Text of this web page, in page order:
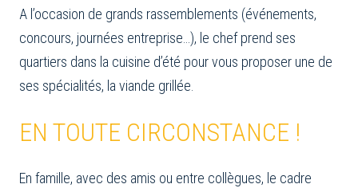
A l’occasion de grands rassemblements (événements,
concours, journées entreprise…), le chef prend ses
quartiers dans la cuisine d’été pour vous proposer une de
ses spécialités, la viande grillée.
EN TOUTE CIRCONSTANCE !
En famille, avec des amis ou entre collègues, le cadre